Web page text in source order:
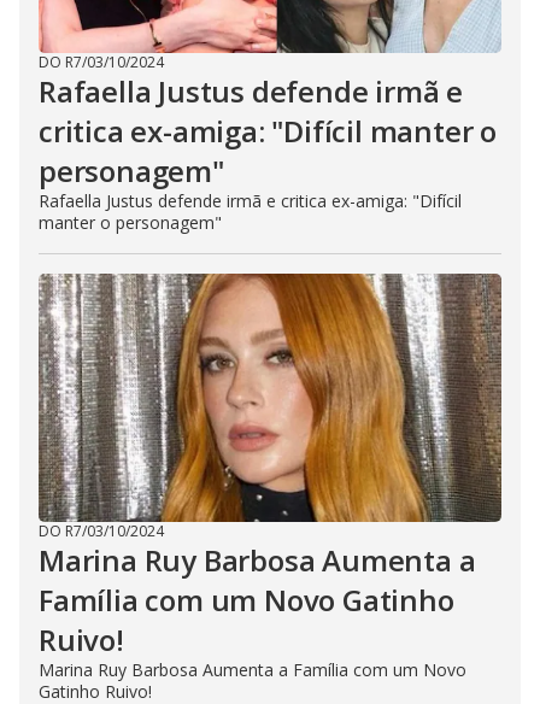
DO R7/03/10/2024
Rafaella Justus defende irmã e
critica ex-amiga: "Difícil manter o
personagem"
Rafaella Justus defende irmã e critica ex-amiga: "Difícil
manter o personagem"
DO R7/03/10/2024
Marina Ruy Barbosa Aumenta a
Família com um Novo Gatinho
Ruivo!
Marina Ruy Barbosa Aumenta a Família com um Novo
Gatinho Ruivo!